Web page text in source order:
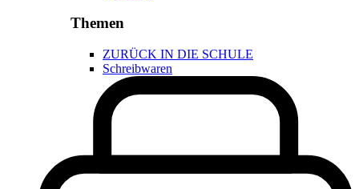
Themen
ZURÜCK IN DIE SCHULE
Schreibwaren